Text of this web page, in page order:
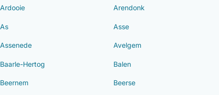
Ardooie Arendonk
As Asse
Assenede Avelgem
Baarle-Hertog Balen
Beernem Beerse